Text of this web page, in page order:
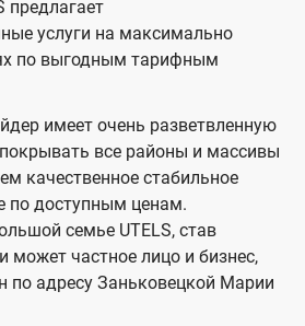
д
е
и
я
предлагает
услуги на максимально
по выгодным тарифным
имеет очень разветвленную
все районы и массивы
качественное стабильное
по доступным ценам.
семье UTELS, став
может частное лицо и бизнес,
по адресу Заньковецкой Марии